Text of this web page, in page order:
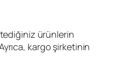
ürünlerin
kargo şirketinin